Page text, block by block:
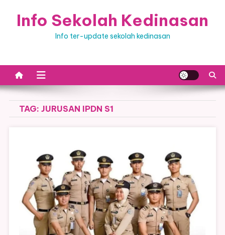
Info Sekolah Kedinasan
Info ter-update sekolah kedinasan
TAG: JURUSAN IPDN S1